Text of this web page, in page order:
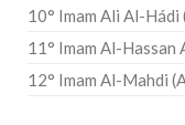
10° Imam Ali Al-Hádi
11° Imam Al-Hassan
12° Imam Al-Mahdi